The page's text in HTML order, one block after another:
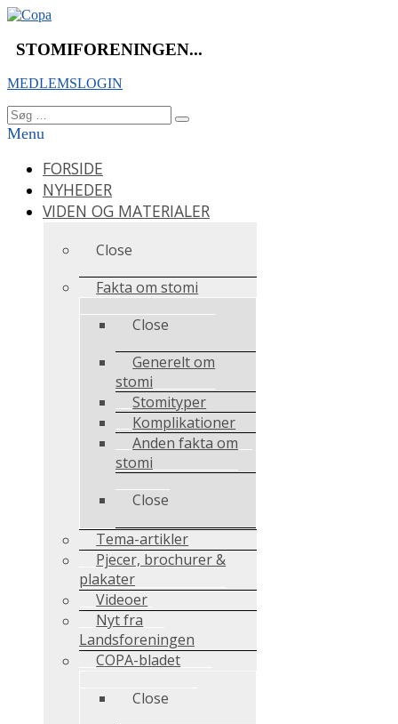
Videre
indhold
STOMIFORENINGEN...
MEDLEMSLOGIN
Søg
efter:
Søg
Menu
FORSIDE
NYHEDER
VIDEN OG MATERIALER
Close
Fakta om stomi
Close
Generelt om
stomi
Stomityper
Komplikationer
Anden fakta om
stomi
Close
Tema-artikler
Pjecer, brochurer &
plakater
Videoer
Nyt fra
Landsforeningen
COPA-bladet
Close